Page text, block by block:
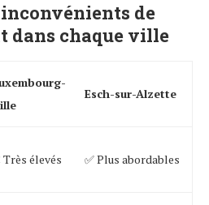
de
dans chaque ville
Esch-sur-Alzette
Très élevés ✅ Plus abordables